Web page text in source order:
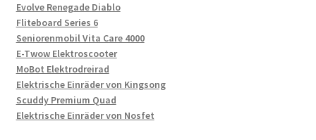
Evolve Renegade Diablo
Fliteboard Series 6
Seniorenmobil Vita Care 4000
E-Twow Elektroscooter
MoBot Elektrodreirad
Elektrische Einräder von Kingsong
Scuddy Premium Quad
Elektrische Einräder von Nosfet